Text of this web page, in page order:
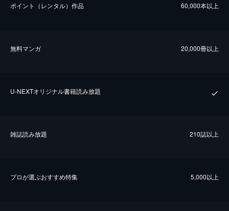
ポイント（レンタル）作品 60,000本以上
無料マンガ 20,000冊以上
U-NEXTオリジナル書籍読み放題
雑誌読み放題 210誌以上
プロが選ぶおすすめ特集 5,000以上